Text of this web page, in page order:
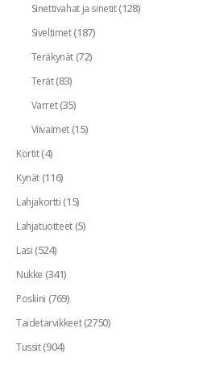
Sinettivahat ja sinetit(128)
Siveltimet(187)
Teräkynät(72)
Terät(83)
Varret(35)
Viivaimet(15)
Kortit(4)
Kynät(116)
Lahjakortti(15)
Lahjatuotteet(5)
Lasi(524)
Nukke (341)
Posliini (769)
Taidetarvikkeet(2750)
Tussit(904)